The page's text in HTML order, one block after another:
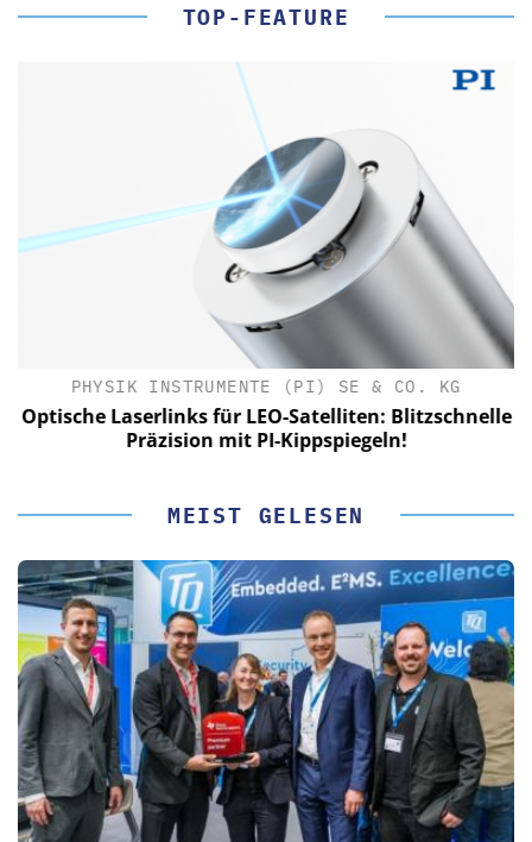
TOP-FEATURE
PHYSIK INSTRUMENTE (PI) SE & CO. KG
Optische Laserlinks für LEO-Satelliten: Blitzschnelle
Präzision mit PI-Kippspiegeln!
MEIST GELESEN